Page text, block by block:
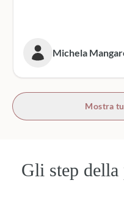
Michela
Mostra
Gli step della